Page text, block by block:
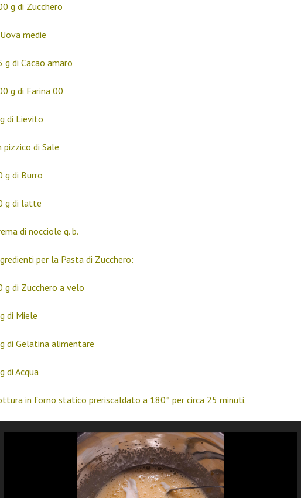
g di Zucchero
medie
g di Cacao amaro
g di Farina 00
di Lievito
pizzico di Sale
g di Burro
g di latte
di nocciole q. b.
per la Pasta di Zucchero:
g di Zucchero a velo
di Miele
di Gelatina alimentare
di Acqua
in forno statico preriscaldato a 180° per circa 25 minuti.